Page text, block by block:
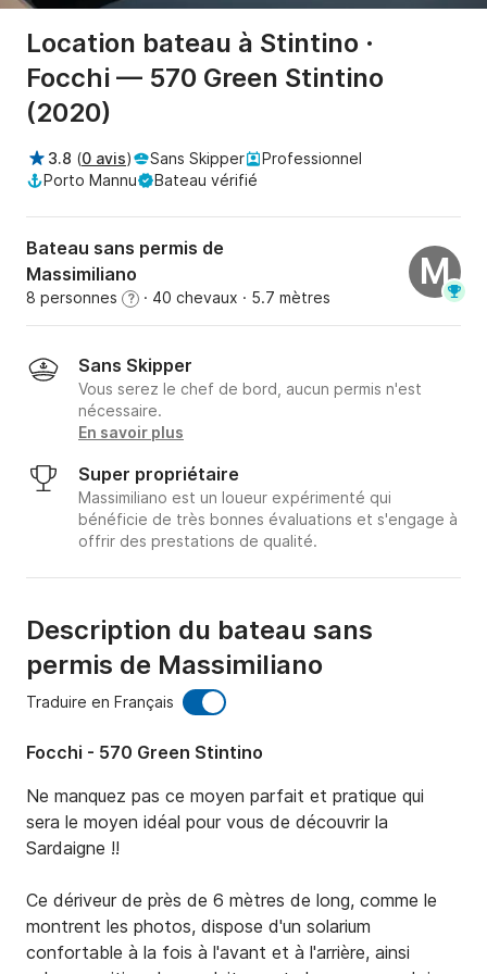
Location bateau à Stintino ·
Focchi — 570 Green Stintino
(2020)
3.8 (0 avis) Sans Skipper
Professionnel
Porto Mannu
Bateau vérifié
Bateau sans permis de
Massimiliano
8 personnes ? · 40 chevaux · 5.7 mètres
M
Sans Skipper
Vous serez le chef de bord, aucun permis n'est
nécessaire.
En savoir plus
Super propriétaire
Massimiliano est un loueur expérimenté qui
bénéficie de très bonnes évaluations et s'engage à
offrir des prestations de qualité.
Description du bateau sans
permis de Massimiliano
Traduire en Français
Focchi - 570 Green Stintino
Ne manquez pas ce moyen parfait et pratique qui
sera le moyen idéal pour vous de découvrir la
Sardaigne !!
Ce dériveur de près de 6 mètres de long, comme le
montrent les photos, dispose d'un solarium
confortable à la fois à l'avant et à l'arrière, ainsi